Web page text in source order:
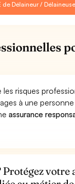
de Délaineur / Délaineuse
risques
à une
assurance
votre